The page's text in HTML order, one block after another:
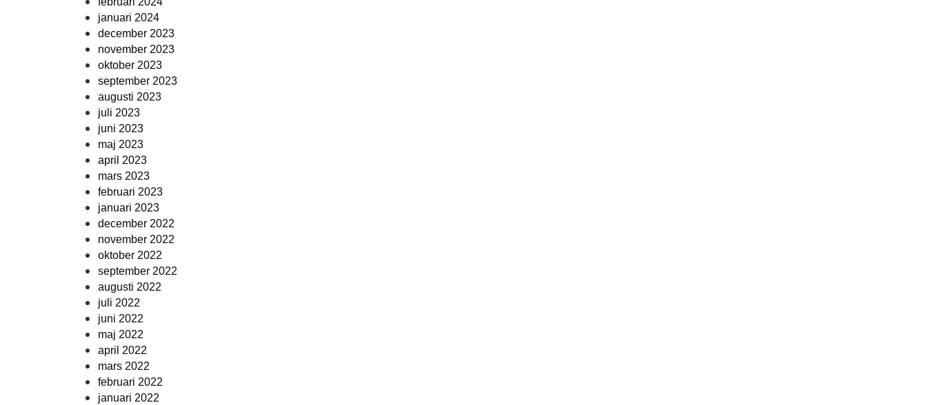
januari 2024
december 2023
november 2023
oktober 2023
september 2023
augusti 2023
juli 2023
juni 2023
maj 2023
april 2023
mars 2023
februari 2023
januari 2023
december 2022
november 2022
oktober 2022
september 2022
augusti 2022
juli 2022
juni 2022
maj 2022
april 2022
mars 2022
februari 2022
januari 2022